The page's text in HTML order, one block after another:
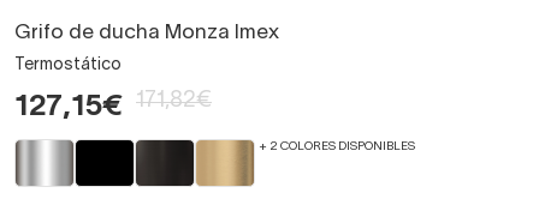
Grifo de ducha Monza Imex
Termostático
127,15€ 171,82€
+ 2 COLORES DISPONIBLES